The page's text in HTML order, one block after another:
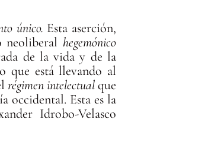
único. Esta aserción,
neoliberal hegemónico
de la vida y de la
que está llevando al
régimen intelectualque
occidental. Esta es la
Idrobo-Velasco